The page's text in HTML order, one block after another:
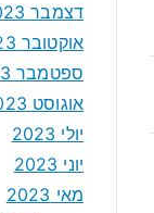
דצמבר 2023
אוקטובר 2023
ספטמבר 2023
אוגוסט 2023
יולי 2023
יוני 2023
מאי 2023